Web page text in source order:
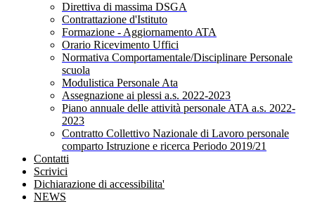
Direttiva di massima DSGA
Contrattazione d'Istituto
Formazione - Aggiornamento ATA
Orario Ricevimento Uffici
Normativa Comportamentale/Disciplinare Personale
scuola
Modulistica Personale Ata
Assegnazione ai plessi a.s. 2022-2023
Piano annuale delle attività personale ATA a.s. 2022-
2023
Contratto Collettivo Nazionale di Lavoro personale
comparto Istruzione e ricerca Periodo 2019/21
Contatti
Scrivici
Dichiarazione di accessibilita'
NEWS